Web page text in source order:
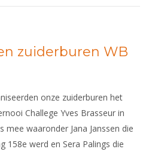
zuiderburen WB
onze zuiderburen het
Challege Yves Brasseur in
mee waaronder Jana Janssen die
158e werd en Sera Palings die